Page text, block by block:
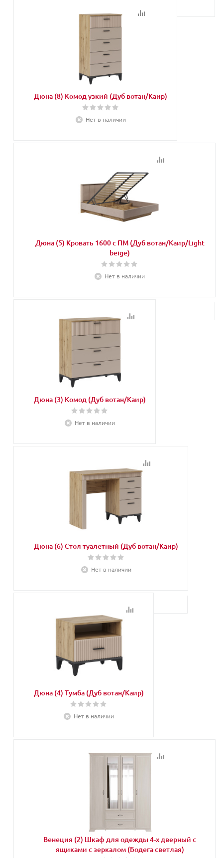
Дюна (8) Комод узкий (Дуб вотан/Каир)
Нет в наличии
Дюна (5) Кровать 1600 с ПМ (Дуб вотан/Каир/Light
beige)
Нет в наличии
Дюна (3) Комод (Дуб вотан/Каир)
Нет в наличии
Дюна (6) Стол туалетный (Дуб вотан/Каир)
Нет в наличии
Дюна (4) Тумба (Дуб вотан/Каир)
Нет в наличии
Венеция (2) Шкаф для одежды 4-х дверный с
ящиками с зеркалом (Бодега светлая)